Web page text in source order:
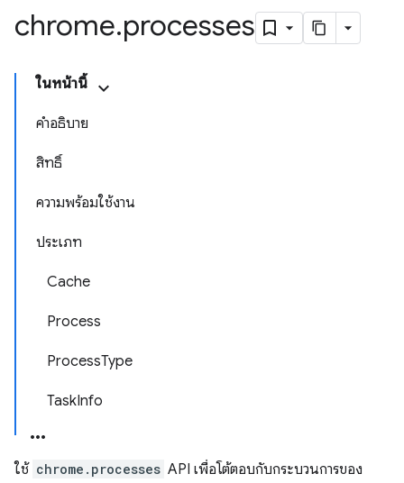
chrome.processes
ในหน้านี้
คำอธิบาย
สิทธิ์
ความพร้อมใช้งาน
ประเภท
Cache
Process
ProcessType
TaskInfo
ใช้ chrome.processes API เพื่อโต้ตอบกับกระบวนการของ